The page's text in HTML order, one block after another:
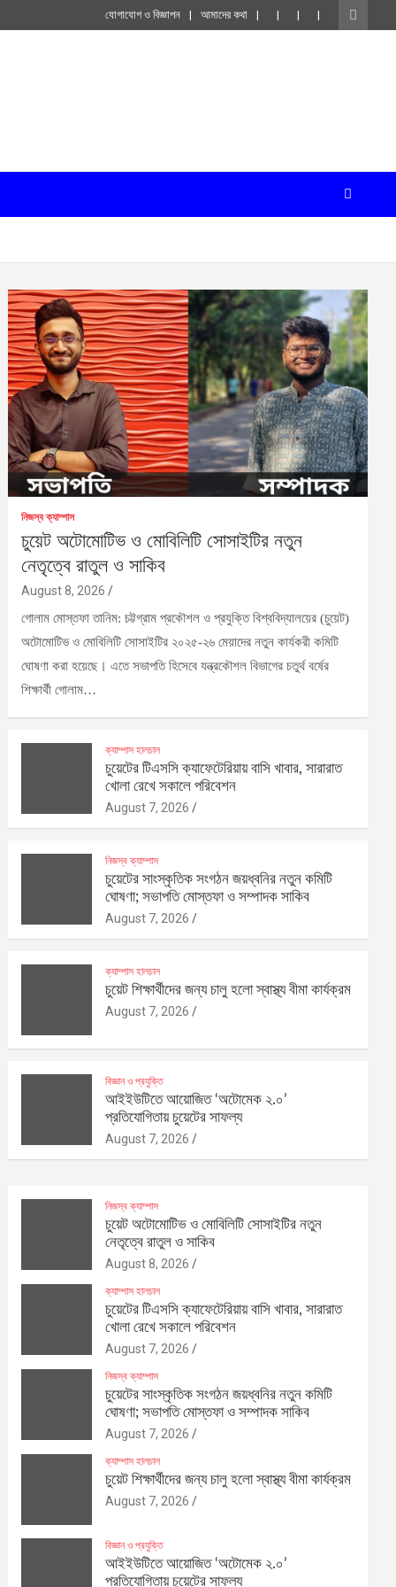
যোগাযোগ ও বিজ্ঞাপন আমাদের কথা
নিজস্ব ক্যাম্পাস
চুয়েট অটোমোটিভ ও মোবিলিটি সোসাইটির নতুন
নেতৃত্বে রাতুল ও সাকিব
August 8, 2026
গোলাম মোস্তফা তানিম: চট্টগ্রাম প্রকৌশল ও প্রযুক্তি বিশ্ববিদ্যালয়ের (চুয়েট)
অটোমোটিভ ও মোবিলিটি সোসাইটির ২০২৫-২৬ মেয়াদের নতুন কার্যকরী কমিটি
ঘোষণা করা হয়েছে। এতে সভাপতি হিসেবে যন্ত্রকৌশল বিভাগের চতুর্থ বর্ষের
শিক্ষার্থী গোলাম…
ক্যাম্পাস হালচাল
চুয়েটের টিএসসি ক্যাফেটেরিয়ায় বাসি খাবার, সারারাত
খোলা রেখে সকালে পরিবেশন
August 7, 2026
নিজস্ব ক্যাম্পাস
চুয়েটের সাংস্কৃতিক সংগঠন জয়ধ্বনির নতুন কমিটি
ঘোষণা; সভাপতি মোস্তফা ও সম্পাদক সাকিব
August 7, 2026
ক্যাম্পাস হালচাল
চুয়েট শিক্ষার্থীদের জন্য চালু হলো স্বাস্থ্য বীমা কার্যক্রম
August 7, 2026
বিজ্ঞান ও প্রযুক্তি
আইইউটিতে আয়োজিত ‘অটোমেক ২.০’
প্রতিযোগিতায় চুয়েটের সাফল্য
August 7, 2026
নিজস্ব ক্যাম্পাস
চুয়েট অটোমোটিভ ও মোবিলিটি সোসাইটির নতুন
নেতৃত্বে রাতুল ও সাকিব
August 8, 2026
ক্যাম্পাস হালচাল
চুয়েটের টিএসসি ক্যাফেটেরিয়ায় বাসি খাবার, সারারাত
খোলা রেখে সকালে পরিবেশন
August 7, 2026
নিজস্ব ক্যাম্পাস
চুয়েটের সাংস্কৃতিক সংগঠন জয়ধ্বনির নতুন কমিটি
ঘোষণা; সভাপতি মোস্তফা ও সম্পাদক সাকিব
August 7, 2026
ক্যাম্পাস হালচাল
চুয়েট শিক্ষার্থীদের জন্য চালু হলো স্বাস্থ্য বীমা কার্যক্রম
August 7, 2026
বিজ্ঞান ও প্রযুক্তি
আইইউটিতে আয়োজিত ‘অটোমেক ২.০’
প্রতিযোগিতায় চুয়েটের সাফল্য